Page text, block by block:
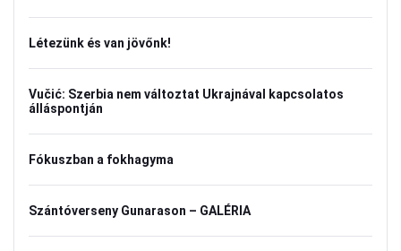
Létezünk és van jövőnk!
Vučić: Szerbia nem változtat Ukrajnával kapcsolatos
álláspontján
Fókuszban a fokhagyma
Szántóverseny Gunarason – GALÉRIA